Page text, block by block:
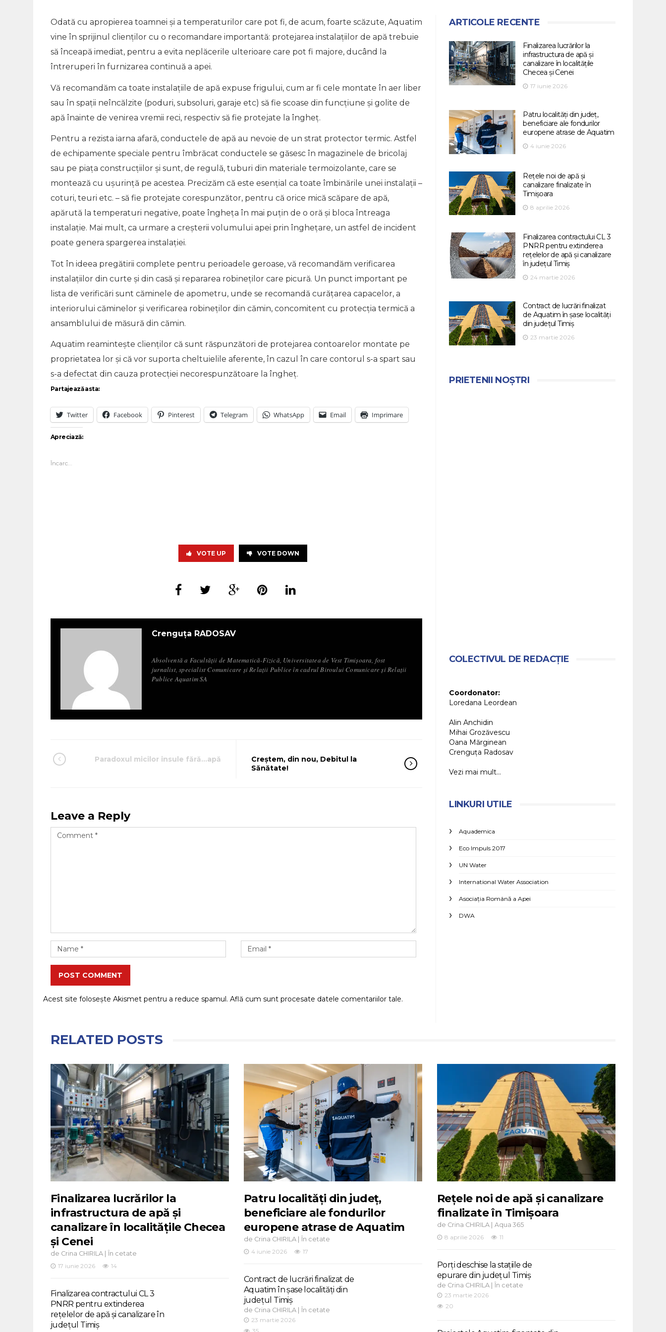
Odată cu apropierea toamnei și a temperaturilor care pot fi, de acum, foarte scăzute, Aquatim
vine în sprijinul clienților cu o recomandare importantă: protejarea instalațiilor de apă trebuie
să înceapă imediat, pentru a evita neplăcerile ulterioare care pot fi majore, ducând la
întreruperi în furnizarea continuă a apei.
Vă recomandăm ca toate instalațiile de apă expuse frigului, cum ar fi cele montate în aer liber
sau în spații neîncălzite (poduri, subsoluri, garaje etc) să fie scoase din funcțiune și golite de
apă înainte de venirea vremii reci, respectiv să fie protejate la îngheț.
Pentru a rezista iarna afară, conductele de apă au nevoie de un strat protector termic. Astfel
de echipamente speciale pentru îmbrăcat conductele se găsesc în magazinele de bricolaj
sau pe piața construcțiilor și sunt, de regulă, tuburi din materiale termoizolante, care se
montează cu ușurință pe acestea. Precizăm că este esențial ca toate îmbinările unei instalații –
coturi, teuri etc. – să fie protejate corespunzător, pentru că orice mică scăpare de apă,
apărută la temperaturi negative, poate îngheța în mai puțin de o oră și bloca întreaga
instalație. Mai mult, ca urmare a creșterii volumului apei prin înghețare, un astfel de incident
poate genera spargerea instalației.
Tot în ideea pregătirii complete pentru perioadele geroase, vă recomandăm verificarea
instalațiilor din curte și din casă și repararea robineților care picură. Un punct important pe
lista de verificări sunt căminele de apometru, unde se recomandă curățarea capacelor, a
interiorului căminelor și verificarea robineților din cămin, concomitent cu protecția termică a
ansamblului de măsură din cămin.
Aquatim reamintește clienților că sunt răspunzători de protejarea contoarelor montate pe
proprietatea lor și că vor suporta cheltuielile aferente, în cazul în care contorul s-a spart sau
s-a defectat din cauza protecției necorespunzătoare la îngheț.
Partajează asta:
Twitter Facebook Pinterest Telegram WhatsApp Email Imprimare
Apreciază:
Încarc...
VOTE UP VOTE DOWN
Crenguța RADOSAV
Absolventă a Facultății de Matematică-Fizică, Universitatea de Vest Timișoara, fost
jurnalist, specialist Comunicare și Relații Publice în cadrul Biroului Comunicare și Relații
Publice Aquatim SA
Paradoxul micilor insule fără…apă
Creștem, din nou, Debitul la
Sănătate!
Leave a Reply
POST COMMENT
Acest site folosește Akismet pentru a reduce spamul. Află cum sunt procesate datele comentariilor tale.
ARTICOLE RECENTE
Finalizarea lucrărilor la
infrastructura de apă și
canalizare în localitățile
Checea și Cenei
17 iunie 2026
Patru localități din județ,
beneficiare ale fondurilor
europene atrase de Aquatim
4 iunie 2026
Rețele noi de apă și
canalizare finalizate în
Timișoara
8 aprilie 2026
Finalizarea contractului CL 3
PNRR pentru extinderea
rețelelor de apă și canalizare
în județul Timiș
24 martie 2026
Contract de lucrări finalizat
de Aquatim în șase localități
din județul Timiș
23 martie 2026
PRIETENII NOȘTRI
COLECTIVUL DE REDACȚIE
Coordonator:
Loredana Leordean
Alin Anchidin
Mihai Grozăvescu
Oana Mărginean
Crenguța Radosav
Vezi mai mult...
LINKURI UTILE
Aquademica
Eco Impuls 2017
UN Water
International Water Association
Asociaţia Română a Apei
DWA
RELATED POSTS
Finalizarea lucrărilor la
infrastructura de apă și
canalizare în localitățile Checea
și Cenei
de Crina CHIRILA | În cetate
17 iunie 2026
14
Finalizarea contractului CL 3
PNRR pentru extinderea
rețelelor de apă și canalizare în
județul Timiș
Patru localități din județ,
beneficiare ale fondurilor
europene atrase de Aquatim
de Crina CHIRILA | În cetate
4 iunie 2026
17
Contract de lucrări finalizat de
Aquatim în șase localități din
județul Timiș
de Crina CHIRILA | În cetate
23 martie 2026
Rețele noi de apă și canalizare
finalizate în Timișoara
de Crina CHIRILA | Aqua 365
8 aprilie 2026
11
Porți deschise la stațiile de
epurare din județul Timiș
de Crina CHIRILA | În cetate
23 martie 2026
20